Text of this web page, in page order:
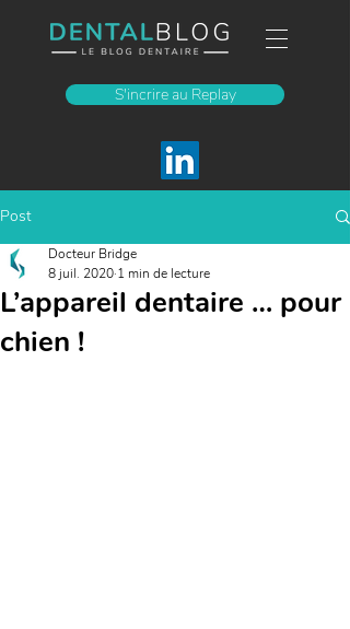
S'incrire au Replay
Post
L’appareil dentaire … pour
chien !
Docteur Bridge
8 juil. 2020 1 min de lecture